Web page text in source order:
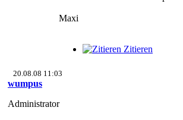
Maxi
Zitieren
20.08.08 11:03
wumpus
Administrator